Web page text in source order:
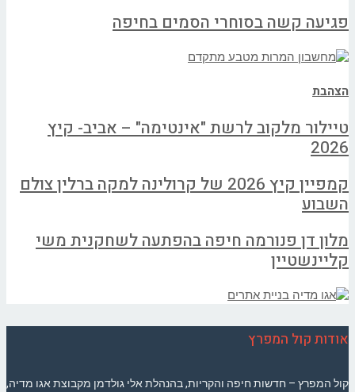
פגיעה קשה בסוחרי הסמים בחיפה
הצהבת
טיילור מלקוב לרשת "אינטימה" – אביב- קיץ
2026
קמפיין קיץ 2026 של קרולינה למקה ברלין צולם
השבוע
מלון דן פנורמה חיפה בהפתעה לשחקנית משי
קליינשטיין
אודות קול המפרץ
קול המפרץ – חדשות חיפה והקריות, בהנהלת אלי גולדמן מקבוצת אגו מדיה,